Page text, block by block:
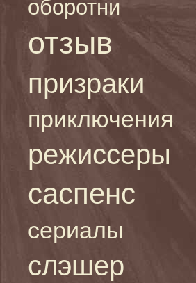
оборотни
отзыв
призраки
приключения
режиссеры
саспенс
сериалы
слэшер